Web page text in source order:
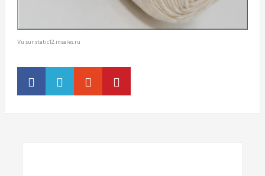
Vu sur static12.insales.ru